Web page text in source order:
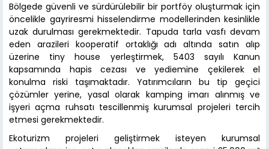
Bölgede güvenli ve sürdürülebilir bir portföy oluşturmak için
öncelikle gayriresmi hisselendirme modellerinden kesinlikle
uzak durulması gerekmektedir. Tapuda tarla vasfı devam
eden arazileri kooperatif ortaklığı adı altında satın alıp
üzerine tiny house yerleştirmek, 5403 sayılı Kanun
kapsamında hapis cezası ve yediemine çekilerek el
konulma riski taşımaktadır. Yatırımcıların bu tip geçici
çözümler yerine, yasal olarak kamping imarı alınmış ve
işyeri açma ruhsatı tescillenmiş kurumsal projeleri tercih
etmesi gerekmektedir.
Ekoturizm projeleri geliştirmek isteyen kurumsal